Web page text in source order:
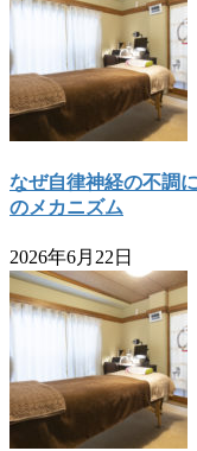
なぜ自律神経の不調
のメカニズム
2026年6月22日